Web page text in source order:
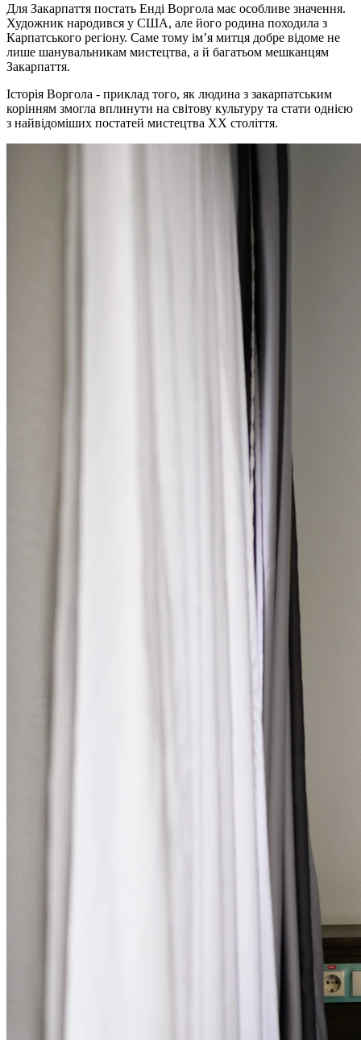
Для Закарпаття постать Енді Воргола має особливе значення.
Художник народився у США, але його родина походила з
Карпатського регіону. Саме тому ім’я митця добре відоме не
лише шанувальникам мистецтва, а й багатьом мешканцям
Закарпаття.
Історія Воргола - приклад того, як людина з закарпатським
корінням змогла вплинути на світову культуру та стати однією
з найвідоміших постатей мистецтва ХХ століття.